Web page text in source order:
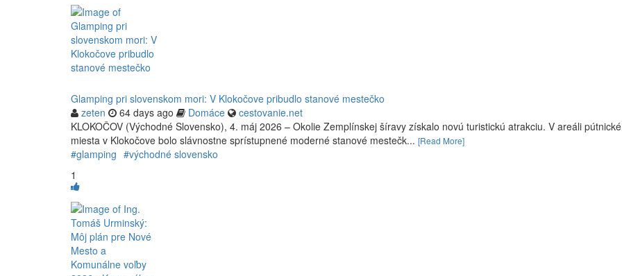
Glamping pri slovenskom mori: V Klokočove pribudlo stanové mestečko
zeten
64 days ago Domáce
cestovanie.net
KLOKOČOV (Východné Slovensko), 4. máj 2026 – Okolie Zemplínskej šíravy získalo novú turistickú atrakciu. V areáli
miesta v Klokočove bolo slávnostne sprístupnené moderné stanové mestečk... [Read More]
#glamping #východné slovensko
1